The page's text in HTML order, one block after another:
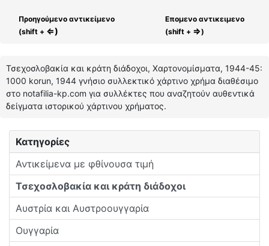
Κατηγορίες
Αντικείμενα με φθίνουσα τιμή
Τσεχοσλοβακία και κράτη διάδοχοι
Αυστρία και Αυστροουγγαρία
Ουγγαρία
Προηγούμενο αντικείμενο
(shift + ⇐)
Επομενο αντικειμενο
(shift + ⇒)
Τσεχοσλοβακία και κράτη διάδοχοι, Χαρτονομίσματα, 1944-45:
1000 korun, 1944 γνήσιο συλλεκτικό χάρτινο χρήμα διαθέσιμο
στο notafilia-kp.com για συλλέκτες που αναζητούν αυθεντικά
δείγματα ιστορικού χάρτινου χρήματος.